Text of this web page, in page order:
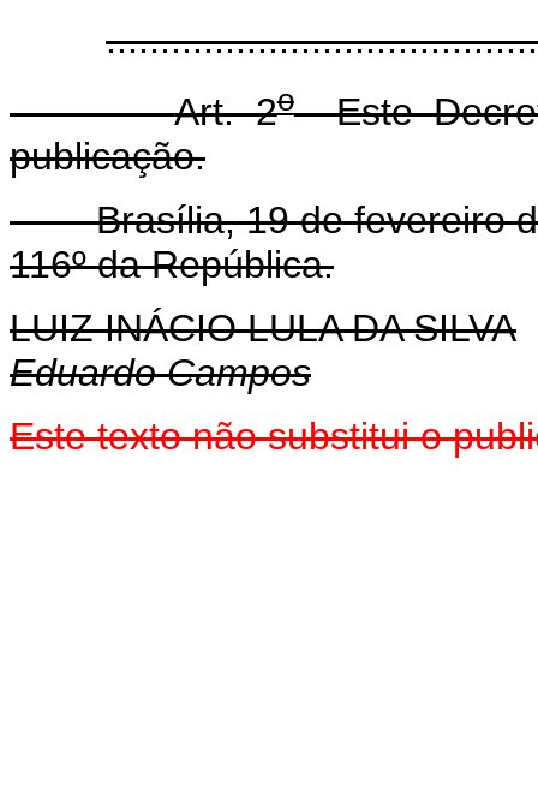
Art. 2oEste
publicação.
Brasília, 19 de fevereiro de
116º da República.
LUIZ INÁCIO LULA DA SILVA
Eduardo Campos
Este texto não substitui o